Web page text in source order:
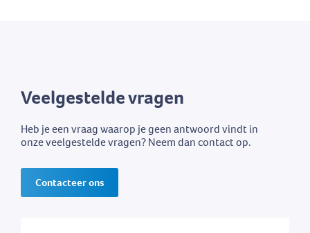
Veelgestelde vragen
Heb je een vraag waarop je geen antwoord vindt in
onze veelgestelde vragen? Neem dan contact op.
Contacteer ons